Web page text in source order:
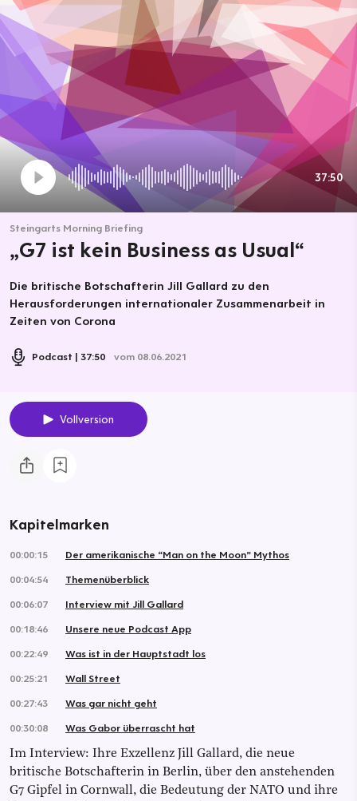
37:50
Steingarts Morning Briefing
„G7 ist kein Business as Usual“
Die britische Botschafterin Jill Gallard zu den
Herausforderungen internationaler Zusammenarbeit in
Zeiten von Corona
Podcast 37:50 vom 08.06.2021
Vollversion
Kapitelmarken
00:00:15
Der amerikanische “Man on the Moon” Mythos
00:04:54
Themenüberblick
00:06:07
Interview mit Jill Gallard
00:18:46
Unsere neue Podcast App
00:22:49
Was ist in der Hauptstadt los
00:25:21
Wall Street
00:27:43
Was gar nicht geht
00:30:08
Was Gabor überrascht hat
Im Interview: Ihre Exzellenz Jill Gallard, die neue
britische Botschafterin in Berlin, über den anstehenden
G7 Gipfel in Cornwall, die Bedeutung der NATO und ihre